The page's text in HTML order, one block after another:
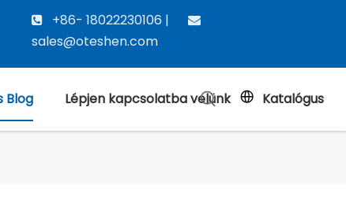
 +86- 18022230106 | 
sales@oteshen.com
Blog Lépjen kapcsolatba velünk Katalógus